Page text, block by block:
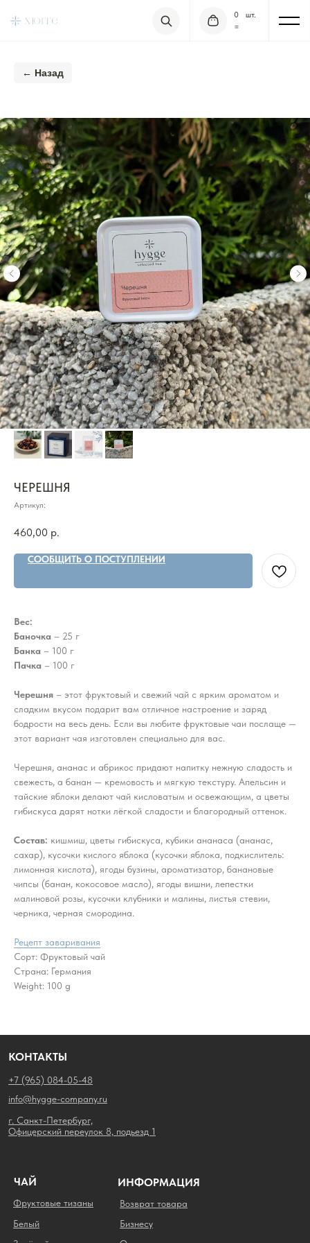
0
=
шт.
← Назад
ЧЕРЕШНЯ
Артикул:
460,00 р.
СООБЩИТЬ О ПОСТУПЛЕНИИ
Вес:
Баночка – 25 г
Банка – 100 г
Пачка – 100 г
Черешня – этот фруктовый и свежий чай с ярким ароматом и
сладким вкусом подарит вам отличное настроение и заряд
бодрости на весь день. Если вы любите фруктовые чаи послаще —
этот вариант чая изготовлен специально для вас.
Черешня, ананас и абрикос придают напитку нежную сладость и
свежесть, а банан — кремовость и мягкую текстуру. Апельсин и
тайские яблоки делают чай кисловатым и освежающим, а цветы
гибискуса дарят нотки лёгкой сладости и благородный оттенок.
Состав: кишмиш, цветы гибискуса, кубики ананаса (ананас,
сахар), кусочки кислого яблока (кусочки яблока, подкислитель:
лимонная кислота), ягоды бузины, ароматизатор, банановые
чипсы (банан, кокосовое масло), ягоды вишни, лепестки
малиновой розы, кусочки клубники и малины, листья стевии,
черника, черная смородина.
Рецепт заваривания
Сорт: Фруктовый чай
Страна: Германия
Weight: 100 g
ЧАЙ
Фруктовые тизаны
Белый
ИНФОРМАЦИЯ
Возврат товара
Бизнесу
КОНТАКТЫ
г. Санкт-Петербург,
Офицерский переулок 8, подьезд 1
info@hygge-company.ru
+7 (965) 084-05-48